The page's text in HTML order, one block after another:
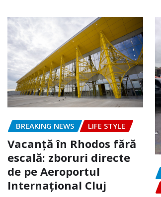
BREAKING NEWS LIFE STYLE
Vacanță în Rhodos fără
escală: zboruri directe
de pe Aeroportul
Internațional Cluj